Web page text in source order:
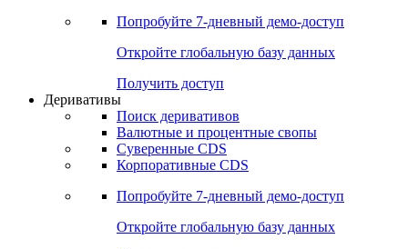
Попробуйте 7-дневный демо-доступ
Откройте глобальную базу данных
Получить доступ
Деривативы
Поиск деривативов
Валютные и процентные свопы
Суверенные CDS
Корпоративные CDS
Попробуйте 7-дневный демо-доступ
Откройте глобальную базу данных